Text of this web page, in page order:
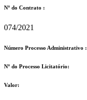
Nº do Contrato :
074/2021
Número Processo Administrativo :
Nº do Processo Licitatório:
Valor: